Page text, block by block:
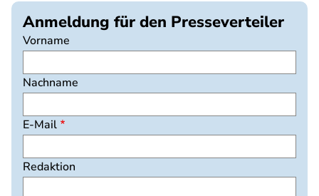
Anmeldung für den Presseverteiler
Vorname
Nachname
E-Mail
Redaktion